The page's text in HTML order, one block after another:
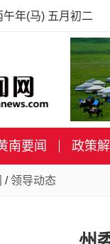
年(马) 五月初二
南要闻 政策
/领导动态